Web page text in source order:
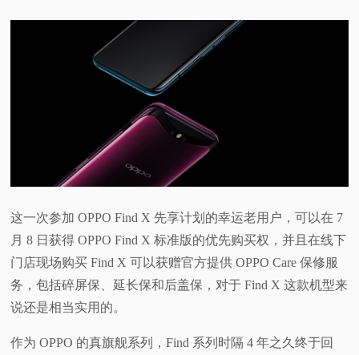
这一次参加 OPPO Find X 先享计划的幸运老用户，可以在 7
月 8 日获得 OPPO Find X 标准版的优先购买权，并且在线下
门店现场购买 Find X 可以获赠官方提供 OPPO Care 保修服
务，包括碎屏保、延长保和后盖保，对于 Find X 这款机型来
说还是相当实用的。
作为 OPPO 的真旗舰系列，Find 系列时隔 4 年之久终于回